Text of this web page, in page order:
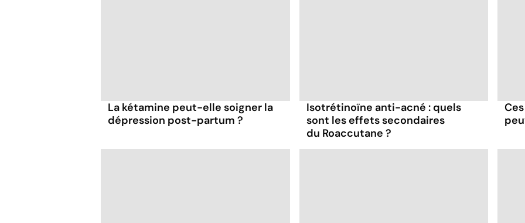
La kétamine peut-elle soigner la
dépression post-partum ?
Isotrétinoïne anti-acné : quels
sont les effets secondaires
du Roaccutane ?